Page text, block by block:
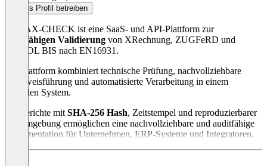
Dieses Profil betreiben
VERAX-CHECK ist eine SaaS- und API-Plattform zur
auditfähigen Validierung von XRechnung, ZUGFeRD und
PEPPOL BIS nach EN16931.
Die Plattform kombiniert technische Prüfung, nachvollziehbare
Nachweisführung und automatisierte Verarbeitung in einem
zentralen System.
Prüfberichte mit SHA-256 Hash, Zeitstempel und reproduzierbarer
Prüfumgebung ermöglichen eine nachvollziehbare und auditfähige
Dokumentation für Unternehmen, ERP-Systeme und Integratoren.